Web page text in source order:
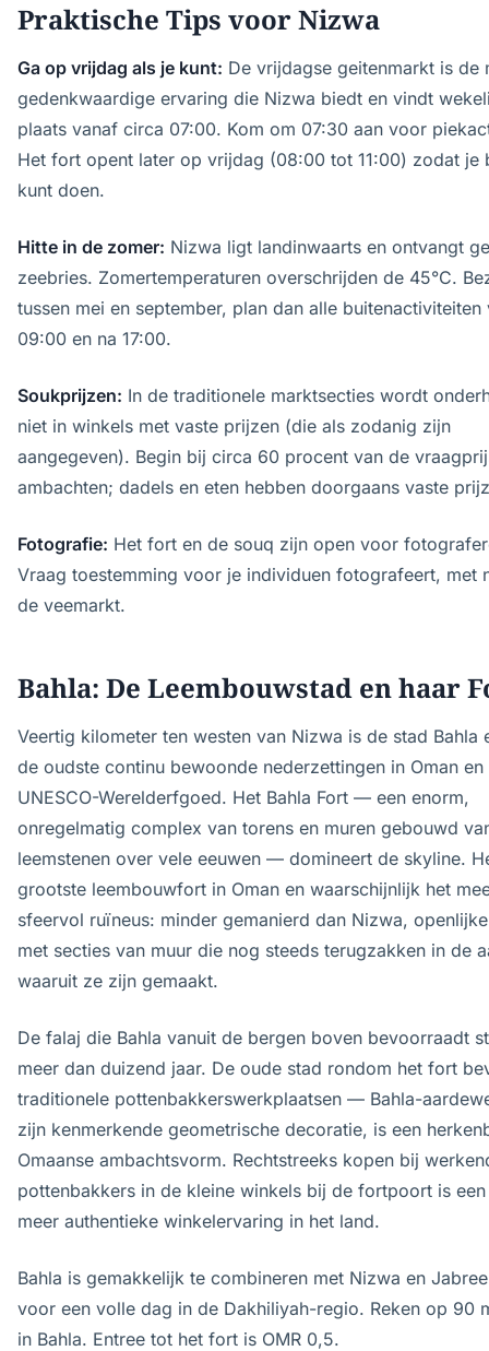
Praktische Tips voor Nizwa
Ga op vrijdag als je kunt: De vrijdagse geitenmarkt is de
gedenkwaardige ervaring die Nizwa biedt en vindt
plaats vanaf circa 07:00. Kom om 07:30 aan voor
Het fort opent later op vrijdag (08:00 tot 11:00) zodat je
kunt doen.
Hitte in de zomer: Nizwa ligt landinwaarts en ontvangt
zeebries. Zomertemperaturen overschrijden de 45°C.
tussen mei en september, plan dan alle buitenactiviteiten
09:00 en na 17:00.
Soukprijzen: In de traditionele marktsecties wordt
niet in winkels met vaste prijzen (die als zodanig zijn
aangegeven). Begin bij circa 60 procent van de
ambachten; dadels en eten hebben doorgaans vaste
Fotografie: Het fort en de souq zijn open voor
Vraag toestemming voor je individuen fotografeert, met
de veemarkt.
Bahla: De Leembouwstad en haar
Veertig kilometer ten westen van Nizwa is de stad Bahla
de oudste continu bewoonde nederzettingen in Oman en
UNESCO-Werelderfgoed. Het Bahla Fort — een enorm,
onregelmatig complex van torens en muren gebouwd
leemstenen over vele eeuwen — domineert de skyline.
grootste leembouwfort in Oman en waarschijnlijk het
sfeervol ruïneus: minder gemanierd dan Nizwa,
met secties van muur die nog steeds terugzakken in de
waaruit ze zijn gemaakt.
De falaj die Bahla vanuit de bergen boven bevoorraadt
meer dan duizend jaar. De oude stad rondom het fort
traditionele pottenbakkerswerkplaatsen — Bahla-
zijn kenmerkende geometrische decoratie, is een
Omaanse ambachtsvorm. Rechtstreeks kopen bij
pottenbakkers in de kleine winkels bij de fortpoort is
meer authentieke winkelervaring in het land.
Bahla is gemakkelijk te combineren met Nizwa en
voor een volle dag in de Dakhiliyah-regio. Reken op 90
in Bahla. Entree tot het fort is OMR 0,5.